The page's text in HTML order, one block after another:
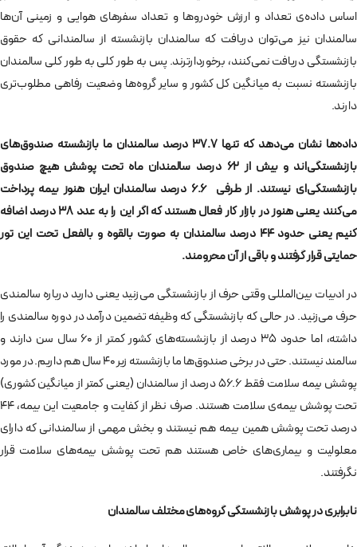
اساس داده‌ی تعداد و ارزش خودروها و تعداد سفرهای هوایی و زمینی آن‌ها
سالمندان نیز می‌توان دریافت که سالمندان بازنشسته از سالمندانی که حقوق
بازنشستگی دریافت نمی‌کنند، برخوردارترند. پس به طور کلی به طور کلی سالمندان
بازنشسته نسبت به میانگین کل کشور و سایر گروه‌ها وضعیت رفاهی مطلوب‌تری
دارند.
داده‌ها نشان می‌دهد که تنها ۳۷.۷ درصد سالمندان ما بازنشسته صندوق‌های
بازنشستگی‌اند و بیش از ۶۲ درصد سالمندان ماه تحت پوشش هیچ صندوق
بازنشستگی‌ای نیستند. از طرفی ۶.۶ درصد سالمندان ایران هنوز بیمه‌ پرداخت
می‌کنند یعنی هنوز در بازار کار فعال‌ هستند که اگر این را به عدد ۳۸ درصد اضافه
کنیم یعنی حدود ۴۴ درصد سالمندان به صورت بالقوه و بالفعل تحت این تور
حمایتی قرار گرفتند و باقی از آن محرومند.
در ادبیات بین‌المللی وقتی حرف از بازنشستگی می‌زنید یعنی دارید درباره سالمندی
حرف می‌زنید. در حالی که بازنشستگی‌ که وظیفه تضمین درآمد در دوره سالمندی را
داشته، اما حدود ۳۵ درصد از بازنشسته‌های کشور کمتر از ۶۰ سال سن دارند و
سالمند نیستند. حتی در برخی صندوق‌ها ما بازنشسته زیر ۴۰ سال هم داریم. در مورد
پوشش بیمه سلامت فقط ۵۶.۶ درصد از سالمندان (یعنی کمتر از میانگین کشوری)
تحت پوشش بیمه‌ی سلامت هستند. صرف نظر از کفایت و جامعیت این بیمه‌، ۴۴
درصد تحت پوشش همین بیمه هم نیستند و بخش مهمی از سالمندانی که دارای
معلولیت و بیماری‌های خاص هستند هم تحت پوشش بیمه‌های سلامت قرار
نگرفتند.
نابرابری در پوشش بازنشستگی گروه‌های مختلف سالمندان